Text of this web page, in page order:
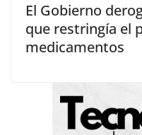
El Gobierno
que restringía el
medicamentos